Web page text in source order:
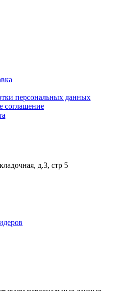
овощная
(Витлуф)
персональных данных
соглашение
д.3, стр 5